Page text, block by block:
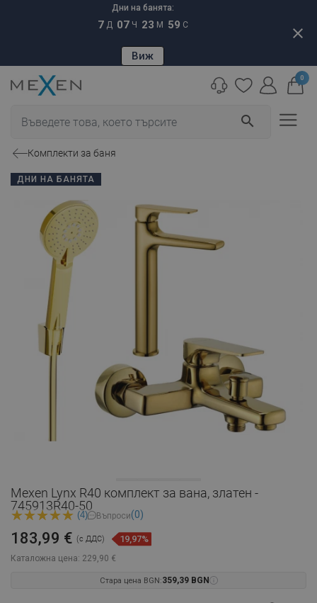
Дни на банята:
7 Д 07 Ч 23 М 58 С
Виж
close
search
0
Комплекти за баня
ДНИ НА БАНЯТА
Mexen Lynx R40 комплект за вана, златен -
745913R40-50
(4) Въпроси(0)
Каталожна цена: 229,90 €
183,99 € (с ДДС) 19,97%
Стара цена BGN:359,39 BGN